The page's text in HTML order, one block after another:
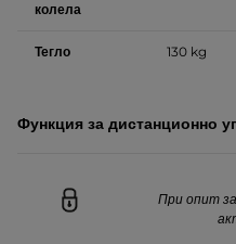
колела
Тегло 130 kg
Функция за дистанционно
При опит